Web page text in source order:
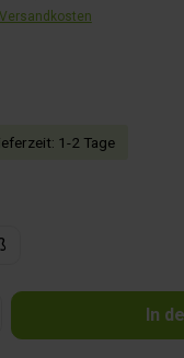
von 5 von 5
1-2 Tage
gewünschten Wert ein
In